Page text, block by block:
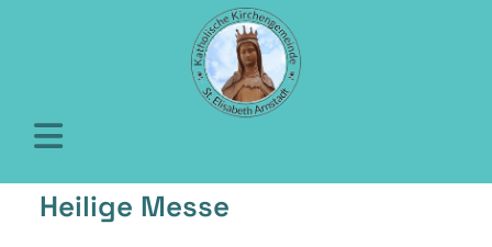
Heilige Messe